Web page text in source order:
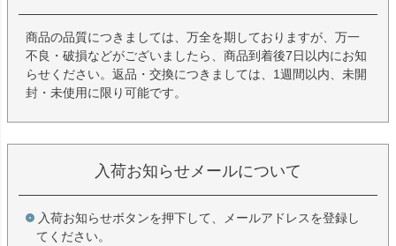
商品の品質につきましては、万全を期しておりますが、万一
不良・破損などがございましたら、商品到着後7日以内にお知
らせください。返品・交換につきましては、1週間以内、未開
封・未使用に限り可能です。
入荷お知らせメールについて
入荷お知らせボタンを押下して、メールアドレスを登録し
てください。